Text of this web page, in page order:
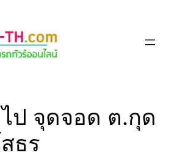
ไป จุดจอด ต.กุด
ธร